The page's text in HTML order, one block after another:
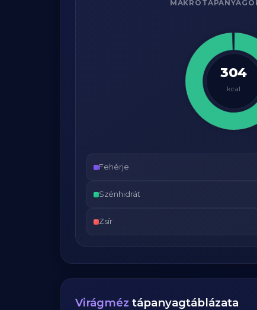
304
kcal
Fehérje
Szénhidrát
Zsír
Virágméz tápanyagtáblázata